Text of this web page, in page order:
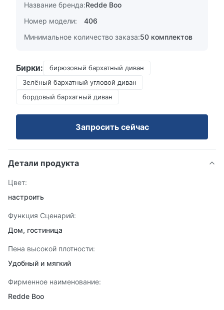
Название бренда:Redde Boo
Номер модели:
406
Минимальное количество заказа:50 комплектов
Бирки:
бирюзовый бархатный диван
Зелёный бархатный угловой диван
бордовый бархатный диван
Запросить сейчас
Детали продукта
Цвет:
настроить
Функция Сценарий:
Дом, гостиница
Пена высокой плотности:
Удобный и мягкий
Фирменное наименование:
Redde Boo